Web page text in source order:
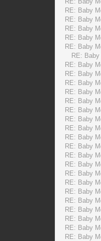
RE: Baby
RE: Baby
RE: Baby
RE: Baby
RE: Baby
RE:
RE: Baby
RE: Baby
RE: Baby
RE: Baby
RE: Baby
RE: Baby
RE: Baby
RE: Baby
RE: Baby
RE: Baby
RE: Baby
RE: Baby
RE: Baby
RE: Baby
RE: Baby
RE: Baby
RE: Baby
RE: Baby
RE: Baby
RE: Baby